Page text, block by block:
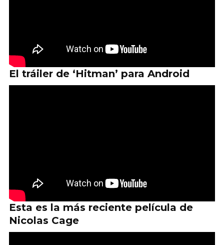
El tráiler de ‘Hitman’ para Android
Esta es la más reciente película de
Nicolas Cage